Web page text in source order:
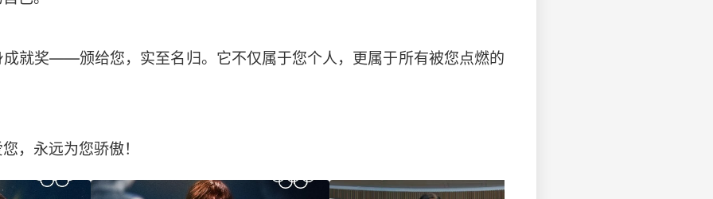
成就奖——颁给您，实至名归。它不仅属于您个人，更属于所有被您点燃的
，永远为您骄傲！